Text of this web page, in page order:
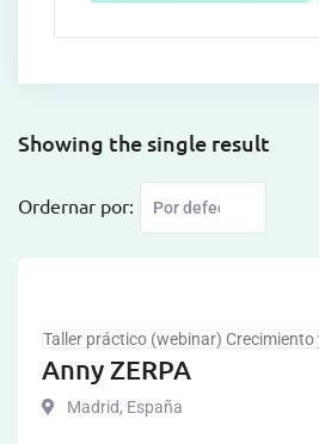
Showing the single result
Ordernar por:
Taller práctico (webinar) Crecimiento
Anny ZERPA
Madrid, España